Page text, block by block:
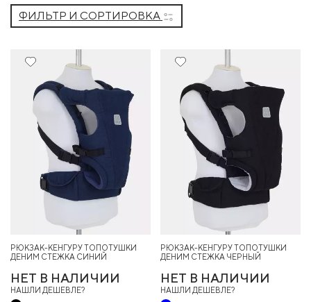
ФИЛЬТР И СОРТИРОВКА
РЮКЗАК-КЕНГУРУ ТОПОТУШКИ
ДЕНИМ СТЕЖКА СИНИЙ
НЕТ В НАЛИЧИИ
НАШЛИ ДЕШЕВЛЕ?
РЮКЗАК-КЕНГУРУ ТОПОТУШКИ
ДЕНИМ СТЕЖКА ЧЕРНЫЙ
НЕТ В НАЛИЧИИ
НАШЛИ ДЕШЕВЛЕ?